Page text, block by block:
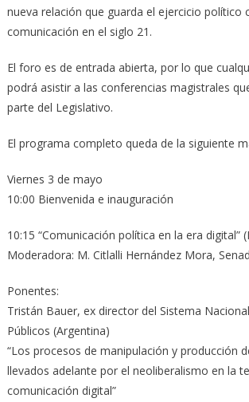
nueva relación que guarda el ejercicio político
comunicación en el siglo 21.
El foro es de entrada abierta, por lo que
podrá asistir a las conferencias magistrales
parte del Legislativo.
El programa completo queda de la siguiente
Viernes 3 de mayo
10:00 Bienvenida e inauguración
10:15 “Comunicación política en la era digital”
Moderadora: M. Citlalli Hernández Mora,
Ponentes:
Tristán Bauer, ex director del Sistema
Públicos (Argentina)
“Los procesos de manipulación y producción
llevados adelante por el neoliberalismo en la
comunicación digital”